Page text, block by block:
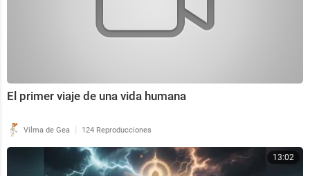
El primer viaje de una vida humana
Vilma de Gea | 124 Reproducciones
13:02